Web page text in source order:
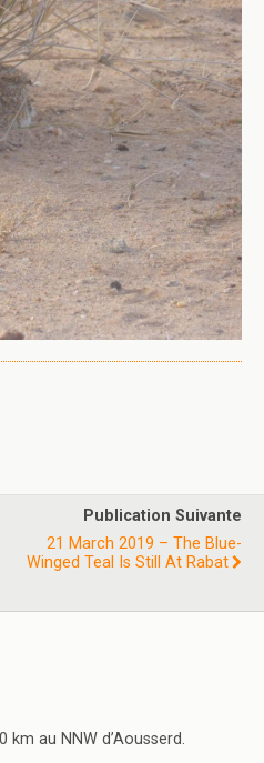
Publication Suivante
21 March 2019 – The Blue-
Winged Teal Is Still At Rabat
km au NNW d’Aousserd.